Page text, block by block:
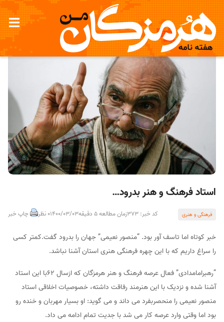
استاد فرهنگ و هنر بدرود…
فرهنگی و هنری کد خبر: 373 زمان مطالعه 5 دقیقه 1400/03/030 نظر چاپ خبر
خبر کوتاه اما تاسف آور بود. “منصور نعیمی” جهان را بدرود گفت.کمتر کسی
را سراغ داریم که با این چهره فرهنگی هنری استان آشنا نباشد.
“رهبرامامدادی” فعال عرصه فرهنگ و هنر هرمزگان که ازسال 62با این استاد
آشنا شده و نزدیک با این هنرمند رفاقت داشته، خصوصیات اخلاقی استاد
منصور نعیمی را منحصربفرد می داند و می گوید: او بسیار مهربان و خنده رو
بود اما وقتی وارد عرصه کار می شد با جدیت تمام ادامه می داد.